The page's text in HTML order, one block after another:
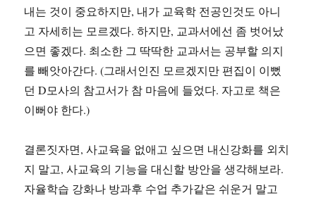
내는 것이 중요하지만, 내가 교육학 전공인것도 아니
고 자세히는 모르겠다. 하지만, 교과서에선 좀 벗어났
으면 좋겠다. 최소한 그 딱딱한 교과서는 공부할 의지
를 빼앗아간다. (그래서인진 모르겠지만 편집이 이뻤
던 D모사의 참고서가 참 마음에 들었다. 자고로 책은
이뻐야 한다.)
결론짓자면, 사교육을 없애고 싶으면 내신강화를 외치
지 말고, 사교육의 기능을 대신할 방안을 생각해보라.
자율학습 강화나 방과후 수업 추가같은 쉬운거 말고